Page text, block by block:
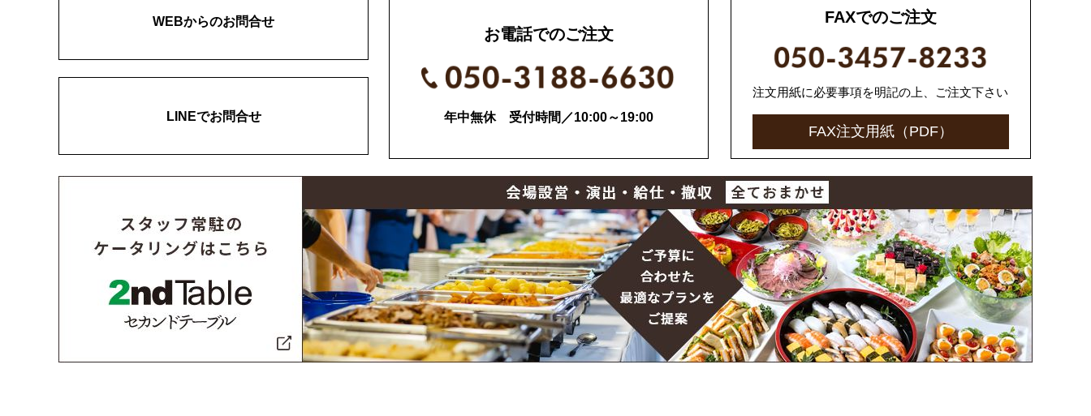
WEBからのお問合せ
LINEでお問合せ
お電話でのご注文
年中無休 受付時間／10:00～19:00
FAXでのご注文
注文用紙に必要事項を明記の上、 ご注文下さい
FAX注文用紙（PDF）